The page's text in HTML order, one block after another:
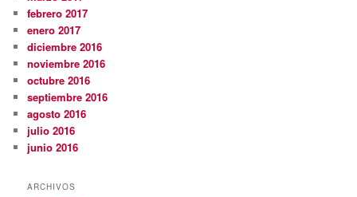
febrero 2017
enero 2017
diciembre 2016
noviembre 2016
octubre 2016
septiembre 2016
agosto 2016
julio 2016
junio 2016
ARCHIVOS